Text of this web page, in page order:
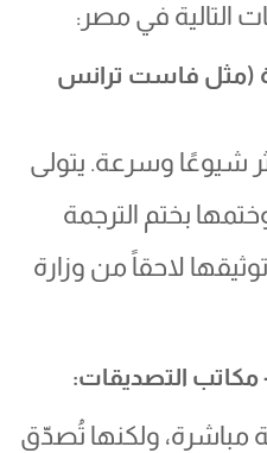
في مصر:
(مثل فاست ترانس
شيوعًا وسرعة. يتولى
بختم الترجمة
لاحقاً من وزارة
ولكنها تُصدّق